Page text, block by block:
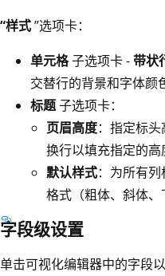
“样式”选项卡：
单元格子选项卡 -带状
交替行的背景和字体颜
标题子选项卡：
页眉高度：指定标
换行以填充指定的高
默认样式：为所有
格式（粗体、斜体、
字段级设置
单击可视化编辑器中的字段